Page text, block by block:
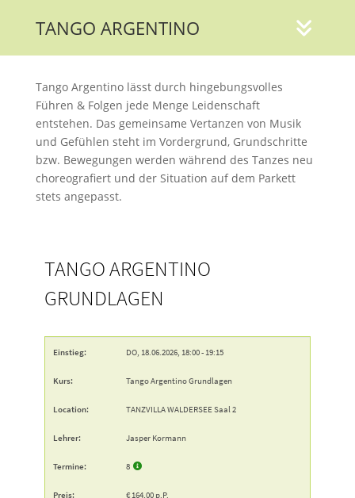
TANGO ARGENTINO
Tango Argentino lässt durch hingebungsvolles
Führen & Folgen jede Menge Leidenschaft
entstehen. Das gemeinsame Vertanzen von Musik
und Gefühlen steht im Vordergrund, Grundschritte
bzw. Bewegungen werden während des Tanzes neu
choreografiert und der Situation auf dem Parkett
stets angepasst.